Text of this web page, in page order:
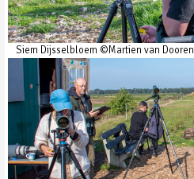
Siem Dijsselbloem ©Martien van Dooren